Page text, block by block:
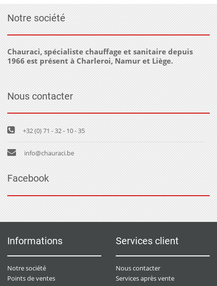
Notre société
Chauraci, spécialiste chauffage et sanitaire depuis
1966 est présent à Charleroi, Namur et Liège.
Nous contacter
+32 (0) 71 - 32 - 10 - 35
info@chauraci.be
Facebook
Informations
Notre société
Points de ventes
Services client
Nous contacter
Services après vente